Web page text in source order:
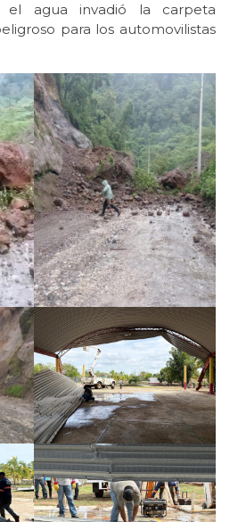
el agua invadió la carpeta
para los automovilistas